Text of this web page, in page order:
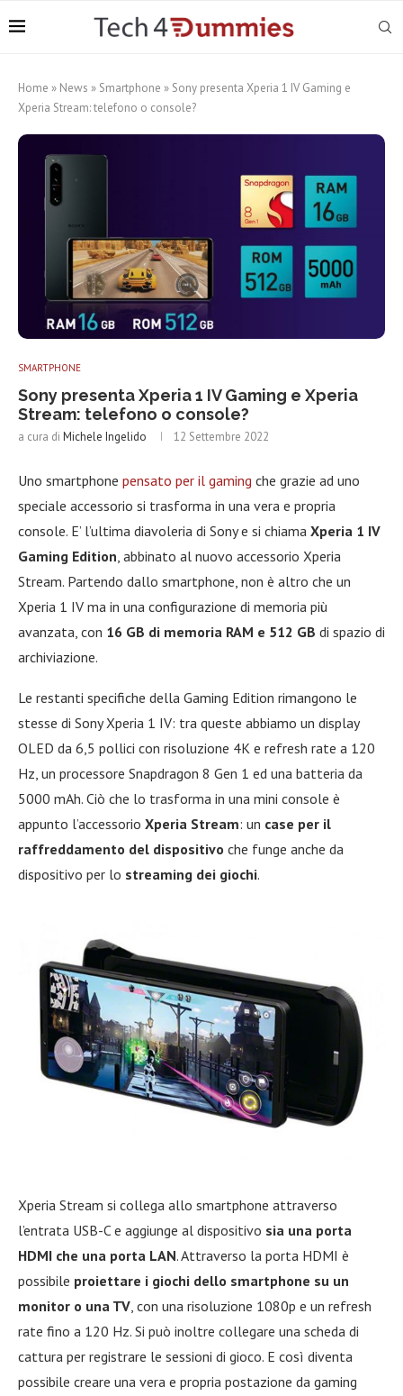
Home » News » Smartphone » Sony presenta Xperia 1 IV Gaming e
Xperia Stream: telefono o console?
SMARTPHONE
Sony presenta Xperia 1 IV Gaming e Xperia
Stream: telefono o console?
a cura di Michele Ingelido 12 Settembre 2022
Uno smartphone pensato per il gaming che grazie ad uno
speciale accessorio si trasforma in una vera e propria
console. E’ l’ultima diavoleria di Sony e si chiama Xperia 1 IV
Gaming Edition , abbinato al nuovo accessorio Xperia
Stream. Partendo dallo smartphone, non è altro che un
Xperia 1 IV ma in una configurazione di memoria più
avanzata, con 16 GB di memoria RAM e 512 GB di spazio di
archiviazione.
Le restanti specifiche della Gaming Edition rimangono le
stesse di Sony Xperia 1 IV: tra queste abbiamo un display
OLED da 6,5 pollici con risoluzione 4K e refresh rate a 120
Hz, un processore Snapdragon 8 Gen 1 ed una batteria da
5000 mAh. Ciò che lo trasforma in una mini console è
appunto l’accessorio Xperia Stream: un case per il
raffreddamento del dispositivo che funge anche da
dispositivo per lo streaming dei giochi.
Xperia Stream si collega allo smartphone attraverso
l’entrata USB-C e aggiunge al dispositivo sia una porta
HDMI che una porta LAN. Attraverso la porta HDMI è
possibile proiettare i giochi dello smartphone su un
monitor o una TV , con una risoluzione 1080p e un refresh
rate fino a 120 Hz. Si può inoltre collegare una scheda di
cattura per registrare le sessioni di gioco. E così diventa
possibile creare una vera e propria postazione da gaming